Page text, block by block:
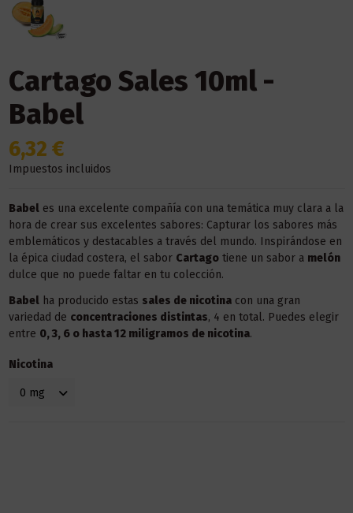
Cartago Sales 10ml -
Babel
6,32 €
Impuestos incluidos
Babeles una excelente compañía con una temática muy clara a la
hora de crear sus excelentes sabores: Capturar los sabores más
emblemáticos y destacables a través del mundo. Inspirándose en
la épica ciudad costera, el sabor Cartagotiene un sabor a melón
dulce que no puede faltar en tu colección.
Babelha producido estas sales de nicotinacon una gran
variedad de concentraciones distintas, 4 en total. Puedes elegir
entre 0, 3, 6 o hasta 12 miligramos de nicotina.
Nicotina